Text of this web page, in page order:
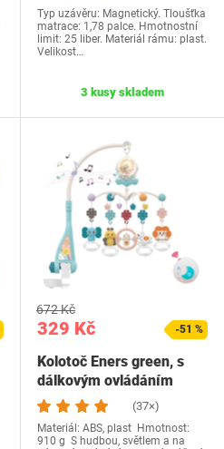
Typ uzávěru: Magnetický. Tloušťka
matrace: 1,78 palce. Hmotnostní
limit: 25 liber. Materiál rámu: plast.
Velikost…
3 kusy skladem
329 Kč
672 Kč
-51 %
Kolotoč Eners green, s
dálkovým ovládáním
(37×)
Materiál: ABS, plast Hmotnost:
910 g S hudbou, světlem a na